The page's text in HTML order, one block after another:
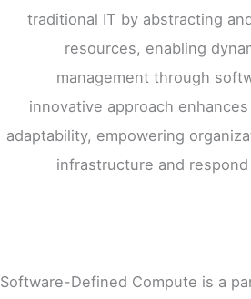
traditional IT by abstracting
resources, enabling
management through
innovative approach
adaptability, empowering
infrastructure and
Software-Defined Compute is a